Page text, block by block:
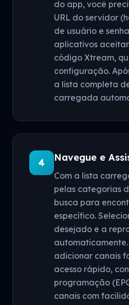
do app, você
URL do servidor
de usuário e
aplicativos
código Xtream,
configuração.
a lista completa
carregada
4 Navegue e
Com a lista
pelas categorias
busca para
específico.
desejado e a
adicionar canais
acesso rápido,
programação
canais com